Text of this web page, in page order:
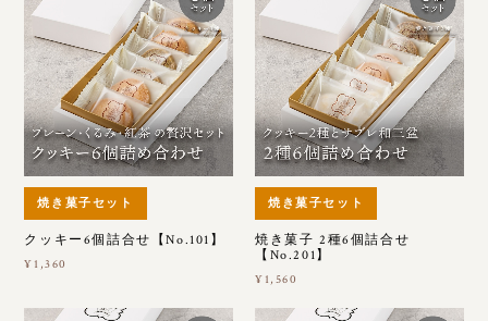
焼き菓子セット
クッキー6個詰合せ【No.101】
¥1,360
焼き菓子セット
焼き菓子 2種6個詰合せ
【No.201】
¥1,560